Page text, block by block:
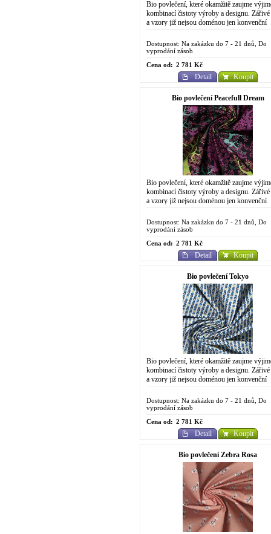
Bio povlečení, které okamžitě zaujme
kombinací čistoty výroby a designu.
a vzory již nejsou doménou jen konvenční
Dostupnost: Na zakázku do 7 - 21 dnů, Do
vyprodání zásob
Cena od: 2 781 Kč
Detail Koupit
Bio povlečení Peacefull Dream
Bio povlečení, které okamžitě zaujme
kombinací čistoty výroby a designu.
a vzory již nejsou doménou jen konvenční
Dostupnost: Na zakázku do 7 - 21 dnů, Do
vyprodání zásob
Cena od: 2 781 Kč
Detail Koupit
Bio povlečení Tokyo
Bio povlečení, které okamžitě zaujme
kombinací čistoty výroby a designu.
a vzory již nejsou doménou jen konvenční
Dostupnost: Na zakázku do 7 - 21 dnů, Do
vyprodání zásob
Cena od: 2 781 Kč
Detail Koupit
Bio povlečení Zebra Rosa